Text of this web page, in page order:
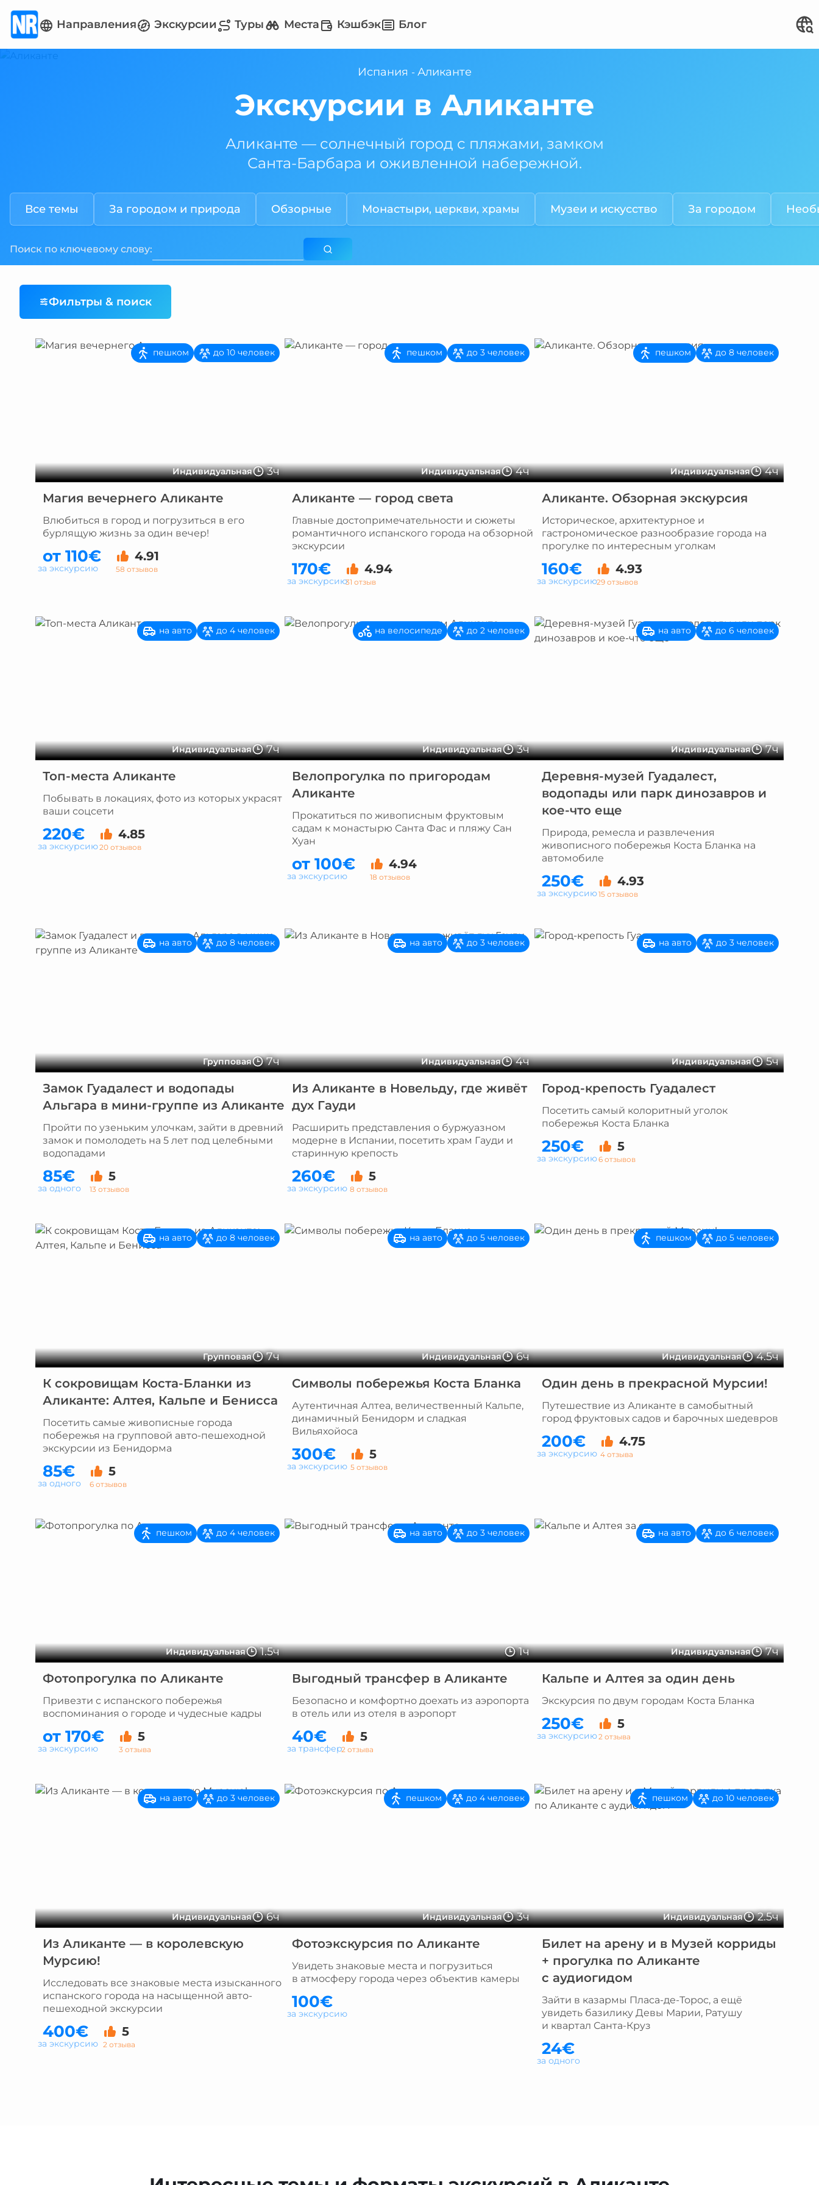
Направления Экскурсии Туры Места Кэшбэк Блог
Испания - Аликанте
Экскурсии в Аликанте
Аликанте — солнечный город с пляжами, замком
Санта-Барбара и оживленной набережной.
Все темы За городом и природа Обзорные Монастыри, церкви, храмы Музеи и искусство За городом
Поиск по ключевому слову:
Фильтры & поиск
Индивидуальная 3ч
пешком до 10 человек
Магия вечернего Аликанте
Влюбиться в город и погрузиться в его
бурлящую жизнь за один вечер!
от 110€ 4.91
58 отзывов
за экскурсию
Индивидуальная 4ч
пешком до 3 человек
Аликанте — город света
Главные достопримечательности и сюжеты
романтичного испанского города на обзорной
экскурсии
170€ 4.94
31 отзыв
за экскурсию
Индивидуальная 4ч
пешком до 8 человек
Аликанте. Обзорная экскурсия
Историческое, архитектурное и
гастрономическое разнообразие города на
прогулке по интересным уголкам
160€ 4.93
29 отзывов
за экскурсию
Индивидуальная 7ч
на авто до 4 человек
Топ-места Аликанте
Побывать в локациях, фото из которых украсят
ваши соцсети
220€ 4.85
20 отзывов
за экскурсию
Индивидуальная 3ч
на велосипеде до 2 человек
Велопрогулка по пригородам
Аликанте
Прокатиться по живописным фруктовым
садам к монастырю Санта Фас и пляжу Сан
Хуан
от 100€ 4.94
18 отзывов
за экскурсию
Индивидуальная 7ч
на авто до 6 человек
Деревня-музей Гуадалест,
водопады или парк динозавров и
кое-что еще
Природа, ремесла и развлечения
живописного побережья Коста Бланка на
автомобиле
250€ 4.93
15 отзывов
за экскурсию
Групповая 7ч
на авто до 8 человек
Замок Гуадалест и водопады
Альгара в мини-группе из Аликанте
Пройти по узеньким улочкам, зайти в древний
замок и помолодеть на 5 лет под целебными
водопадами
85€ 5
13 отзывов
за одного
Индивидуальная 4ч
на авто до 3 человек
Из Аликанте в Новельду, где живёт
дух Гауди
Расширить представления о буржуазном
модерне в Испании, посетить храм Гауди и
старинную крепость
260€ 5
8 отзывов
за экскурсию
Индивидуальная 5ч
на авто до 3 человек
Город-крепость Гуадалест
Посетить самый колоритный уголок
побережья Коста Бланка
250€ 5
6 отзывов
за экскурсию
Групповая 7ч
на авто до 8 человек
К сокровищам Коста-Бланки из
Аликанте: Алтея, Кальпе и Бенисса
Посетить самые живописные города
побережья на групповой авто-пешеходной
экскурсии из Бенидорма
85€ 5
6 отзывов
за одного
Индивидуальная 6ч
на авто до 5 человек
Символы побережья Коста Бланка
Аутентичная Алтеа, величественный Кальпе,
динамичный Бенидорм и сладкая
Вильяхойоса
300€ 5
5 отзывов
за экскурсию
Индивидуальная 4.5ч
пешком до 5 человек
Один день в прекрасной Мурсии!
Путешествие из Аликанте в самобытный
город фруктовых садов и барочных шедевров
200€ 4.75
4 отзыва
за экскурсию
Индивидуальная 1.5ч
пешком до 4 человек
Фотопрогулка по Аликанте
Привезти с испанского побережья
воспоминания о городе и чудесные кадры
от 170€ 5
3 отзыва
за экскурсию
1ч
на авто до 3 человек
Выгодный трансфер в Аликанте
Безопасно и комфортно доехать из аэропорта
в отель или из отеля в аэропорт
40€ 5
2 отзыва
за трансфер
Индивидуальная 7ч
на авто до 6 человек
Кальпе и Алтея за один день
Экскурсия по двум городам Коста Бланка
250€ 5
2 отзыва
за экскурсию
Индивидуальная 6ч
на авто до 3 человек
Из Аликанте — в королевскую
Мурсию!
Исследовать все знаковые места изысканного
испанского города на насыщенной авто-
пешеходной экскурсии
400€ 5
2 отзыва
за экскурсию
Индивидуальная 3ч
пешком до 4 человек
Фотоэкскурсия по Аликанте
Увидеть знаковые места и погрузиться
в атмосферу города через объектив камеры
100€
за экскурсию
Индивидуальная 2.5ч
пешком до 10 человек
Билет на арену и в Музей корриды
+ прогулка по Аликанте
с аудиогидом
Зайти в казармы Пласа-де-Торос, а ещё
увидеть базилику Девы Марии, Ратушу
и квартал Санта-Круз
24€
за одного